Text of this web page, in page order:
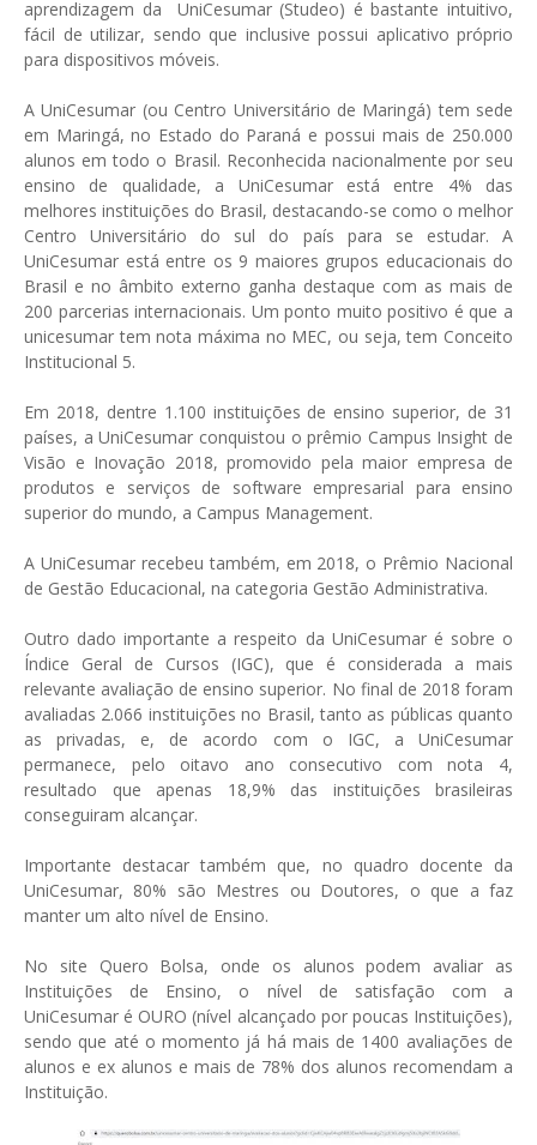
aprendizagem da UniCesumar (Studeo) é bastante intuitivo,
fácil de utilizar, sendo que inclusive possui aplicativo próprio
para dispositivos móveis.
A UniCesumar (ou Centro Universitário de Maringá) tem sede
em Maringá, no Estado do Paraná e possui mais de 250.000
alunos em todo o Brasil. Reconhecida nacionalmente por seu
ensino de qualidade, a UniCesumar está entre 4% das
melhores instituições do Brasil, destacando-se como o melhor
Centro Universitário do sul do país para se estudar. A
UniCesumar está entre os 9 maiores grupos educacionais do
Brasil e no âmbito externo ganha destaque com as mais de
200 parcerias internacionais. Um ponto muito positivo é que a
unicesumar tem nota máxima no MEC, ou seja, tem Conceito
Institucional 5.
Em 2018, dentre 1.100 instituições de ensino superior, de 31
países, a UniCesumar conquistou o prêmio Campus Insight de
Visão e Inovação 2018, promovido pela maior empresa de
produtos e serviços de software empresarial para ensino
superior do mundo, a Campus Management.
A UniCesumar recebeu também, em 2018, o Prêmio Nacional
de Gestão Educacional, na categoria Gestão Administrativa.
Outro dado importante a respeito da UniCesumar é sobre o
Índice Geral de Cursos (IGC), que é considerada a mais
relevante avaliação de ensino superior. No final de 2018 foram
avaliadas 2.066 instituições no Brasil, tanto as públicas quanto
as privadas, e, de acordo com o IGC, a UniCesumar
permanece, pelo oitavo ano consecutivo com nota 4,
resultado que apenas 18,9% das instituições brasileiras
conseguiram alcançar.
Importante destacar também que, no quadro docente da
UniCesumar, 80% são Mestres ou Doutores, o que a faz
manter um alto nível de Ensino.
No site Quero Bolsa, onde os alunos podem avaliar as
Instituições de Ensino, o nível de satisfação com a
UniCesumar é OURO (nível alcançado por poucas Instituições),
sendo que até o momento já há mais de 1400 avaliações de
alunos e ex alunos e mais de 78% dos alunos recomendam a
Instituição.